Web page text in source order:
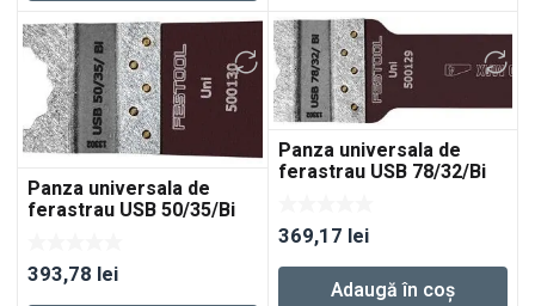
Panza universala de
ferastrau USB 50/35/Bi
393,78 lei
Panza universala de
ferastrau USB 78/32/Bi
369,17 lei
Adaugă în coș